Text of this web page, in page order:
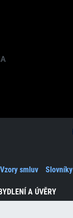
BYDLENÍ A ÚVĚRY
Vzory smluv Slovníky